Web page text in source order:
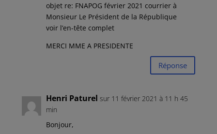
objet re: FNAPOG février 2021 courrier à
Monsieur Le Président de la République
voir l’en-tête complet
MERCI MME A PRESIDENTE
Réponse
Henri Paturel sur 11 février 2021 à 11 h 45
min
Bonjour,